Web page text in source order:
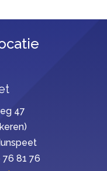
47
76 81 76